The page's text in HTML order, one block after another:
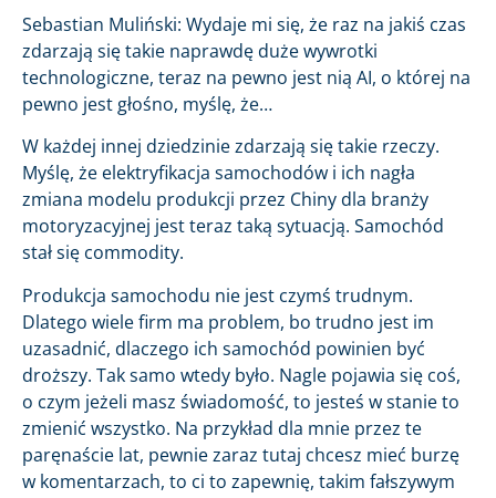
Sebastian Muliński: Wydaje mi się, że raz na jakiś czas
zdarzają się takie naprawdę duże wywrotki
technologiczne, teraz na pewno jest nią AI, o której na
pewno jest głośno, myślę, że…
W każdej innej dziedzinie zdarzają się takie rzeczy.
Myślę, że elektryfikacja samochodów i ich nagła
zmiana modelu produkcji przez Chiny dla branży
motoryzacyjnej jest teraz taką sytuacją. Samochód
stał się commodity.
Produkcja samochodu nie jest czymś trudnym.
Dlatego wiele firm ma problem, bo trudno jest im
uzasadnić, dlaczego ich samochód powinien być
droższy. Tak samo wtedy było. Nagle pojawia się coś,
o czym jeżeli masz świadomość, to jesteś w stanie to
zmienić wszystko. Na przykład dla mnie przez te
paręnaście lat, pewnie zaraz tutaj chcesz mieć burzę
w komentarzach, to ci to zapewnię, takim fałszywym